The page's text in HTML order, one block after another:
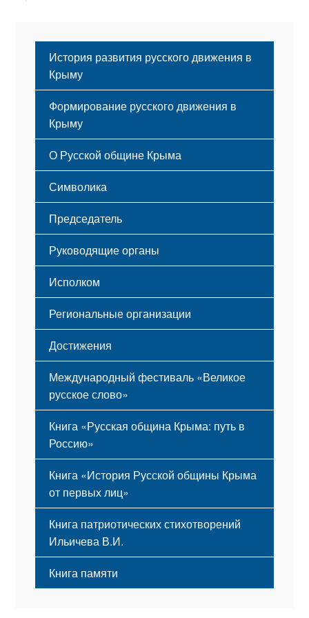
История развития русского движения в
Крыму
Формирование русского движения в
Крыму
Русский Крым
О Русской общине Крыма
Этапы становления
Принципы деятельности
Структура
Мероприятия
Символика
Флаг
Герб
Гимн
Председатель
Руководящие органы
Исполком
Региональные организации
Достижения
Международный фестиваль «Великое
русское слово»
Книга «Русская община Крыма: путь в
Россию»
Книга «История Русской общины Крыма
от первых лиц»
Книга патриотических стихотворений
Ильичева В.И.
Книга памяти